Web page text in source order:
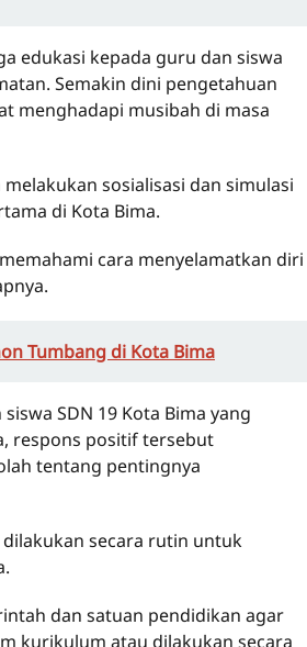
edukasi kepada guru dan siswa
Semakin dini pengetahuan
menghadapi musibah di masa
melakukan sosialisasi dan simulasi
di Kota Bima.
cara menyelamatkan diri
Tumbang di Kota Bima
SDN 19 Kota Bima yang
respons positif tersebut
tentang pentingnya
secara rutin untuk
dan satuan pendidikan agar
kurikulum atau dilakukan secara